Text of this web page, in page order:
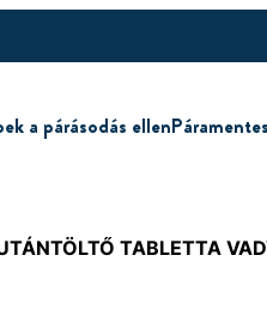
a párásodás ellen
TABLETTA